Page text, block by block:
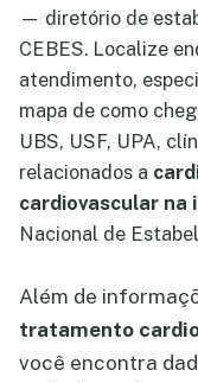
— diretório de
CEBES. Localize
atendimento,
mapa de como
UBS, USF, UPA,
relacionados a
cardiovascular na
Nacional de
Além de
tratamento
você encontra